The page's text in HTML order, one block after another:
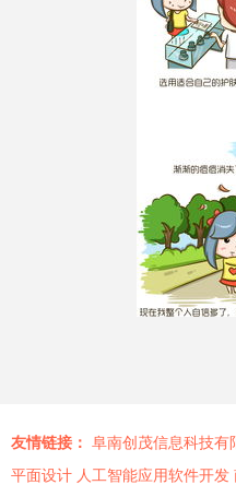
友情链接： 阜南创茂信息科技有
平面设计 人工智能应用软件开发